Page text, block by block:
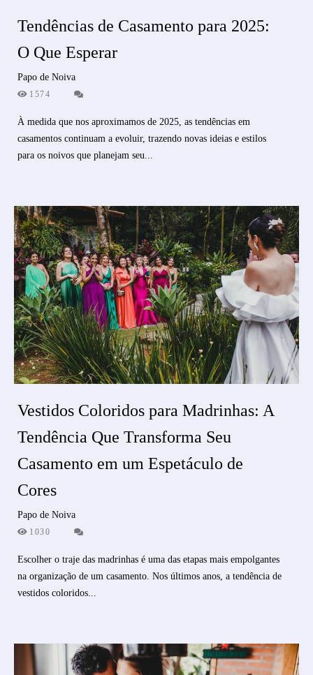
Tendências de Casamento para 2025:
O Que Esperar
Papo de Noiva
1574
À medida que nos aproximamos de 2025, as tendências em
casamentos continuam a evoluir, trazendo novas ideias e estilos
para os noivos que planejam seu...
Vestidos Coloridos para Madrinhas: A
Tendência Que Transforma Seu
Casamento em um Espetáculo de
Cores
Papo de Noiva
1030
Escolher o traje das madrinhas é uma das etapas mais empolgantes
na organização de um casamento. Nos últimos anos, a tendência de
vestidos coloridos...